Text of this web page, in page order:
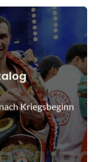
Kriegsbeginn